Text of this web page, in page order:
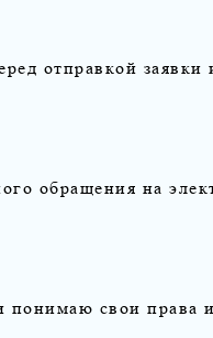
отправкой заявки
обращения на
понимаю свои права